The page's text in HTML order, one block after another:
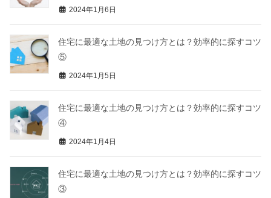
2024年1月6日
住宅に最適な土地の見つけ方とは？効率的に探すコツ
⑤
2024年1月5日
住宅に最適な土地の見つけ方とは？効率的に探すコツ
④
2024年1月4日
住宅に最適な土地の見つけ方とは？効率的に探すコツ
③